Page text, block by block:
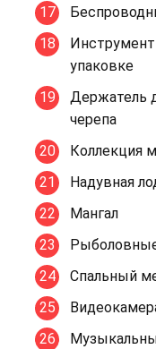
упаковке
Держатель
черепа
Коллекция
Надувная
Мангал
Спальный